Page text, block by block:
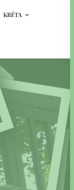
KRÉTA